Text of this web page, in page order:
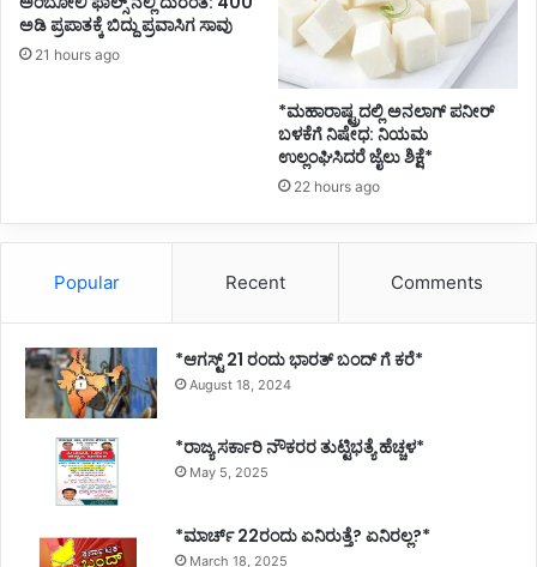
ಅಡಿ ಪ್ರಪಾತಕ್ಕೆ ಬಿದ್ದು ಪ್ರವಾಸಿಗ ಸಾವು
21 hours ago
*ಮಹಾರಾಷ್ಟ್ರದಲ್ಲಿ ಅನಲಾಗ್ ಪನೀರ್
ಬಳಕೆಗೆ ನಿಷೇಧ: ನಿಯಮ
ಉಲ್ಲಂಘಿಸಿದರೆ ಜೈಲು ಶಿಕ್ಷೆ*
22 hours ago
Popular Recent Comments
*ಆಗಸ್ಟ್ 21 ರಂದು ಭಾರತ್‌ ಬಂದ್‌ ಗೆ ಕರೆ*
August 18, 2024
*ರಾಜ್ಯ ಸರ್ಕಾರಿ ನೌಕರರ ತುಟ್ಟಿಭತ್ಯೆ ಹೆಚ್ಚಳ*
May 5, 2025
*ಮಾರ್ಚ್ 22ರಂದು ಏನಿರುತ್ತೆ? ಏನಿರಲ್ಲ?*
March 18, 2025